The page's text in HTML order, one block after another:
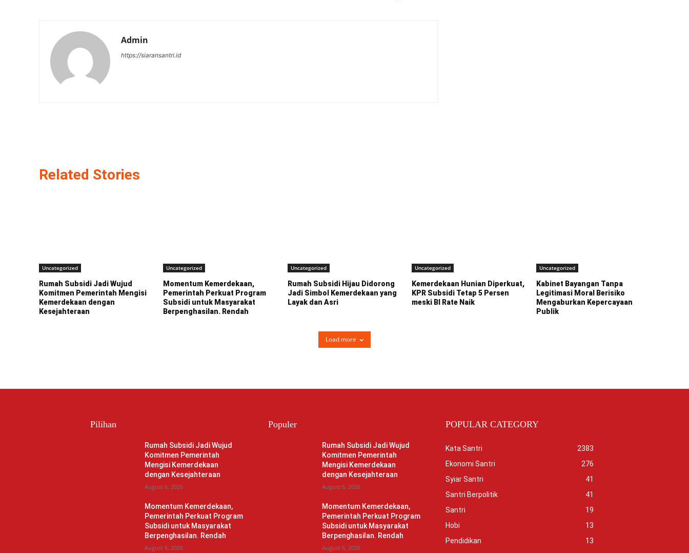
Admin
https://siaransantri.id
Related Stories
Uncategorized
Rumah Subsidi Jadi Wujud
Komitmen Pemerintah Mengisi
Kemerdekaan dengan
Kesejahteraan
Uncategorized
Momentum Kemerdekaan,
Pemerintah Perkuat Program
Subsidi untuk Masyarakat
Berpenghasilan. Rendah
Uncategorized
Rumah Subsidi Hijau Didorong
Jadi Simbol Kemerdekaan yang
Layak dan Asri
Uncategorized
Kemerdekaan Hunian Diperkuat,
KPR Subsidi Tetap 5 Persen
meski BI Rate Naik
Uncategorized
Kabinet Bayangan Tanpa
Legitimasi Moral Berisiko
Mengaburkan Kepercayaan
Publik
Load more
Pilihan
Rumah Subsidi Jadi Wujud
Komitmen Pemerintah
Mengisi Kemerdekaan
dengan Kesejahteraan
August 6, 2026
Momentum Kemerdekaan,
Pemerintah Perkuat Program
Subsidi untuk Masyarakat
Berpenghasilan. Rendah
August 6, 2026
Populer
Rumah Subsidi Jadi Wujud
Komitmen Pemerintah
Mengisi Kemerdekaan
dengan Kesejahteraan
August 6, 2026
Momentum Kemerdekaan,
Pemerintah Perkuat Program
Subsidi untuk Masyarakat
Berpenghasilan. Rendah
August 6, 2026
POPULAR CATEGORY
Kata Santri
2383
Ekonomi Santri
276
Syiar Santri
41
Santri Berpolitik
41
Santri
19
Hobi
13
Pendidikan
13